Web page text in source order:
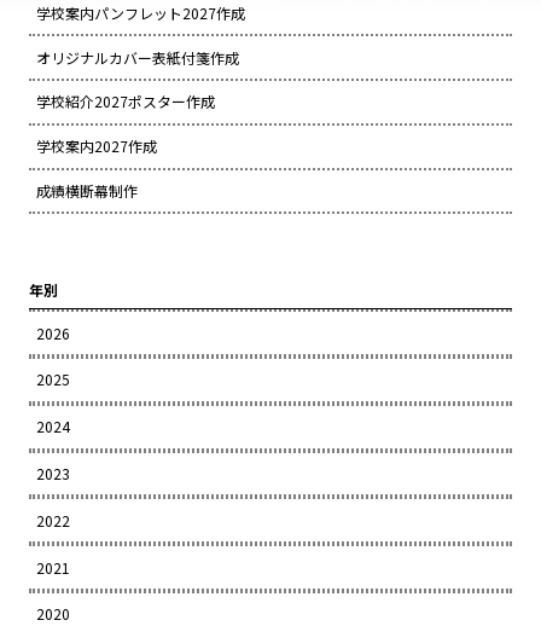
学校案内パンフレット2027作成
オリジナルカバー表紙付箋作成
学校紹介2027ポスター作成
学校案内2027作成
成績横断幕制作
年別
2026
2025
2024
2023
2022
2021
2020